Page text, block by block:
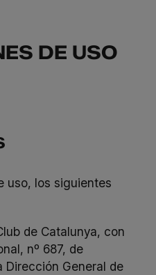
DE USO
uso, los siguientes
de Catalunya, con
nº 687, de
Dirección General de